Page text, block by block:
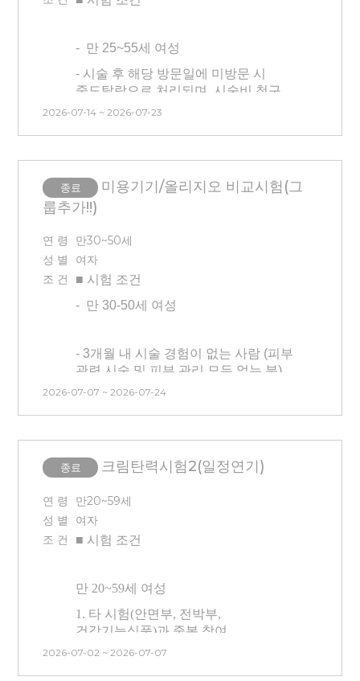
동의하는 것으로 간주)
- 만 25~55세 여성
- 시술 후 해당 방문일에 미방문 시
중도탈락으로 처리되며, 시술비 청구
및 교통비는 제공되지 않습니다.
- 타 시험과 중복 참여는 불가합니다.
시험과 동일한 제품으로 현재 안면부
프락셀을 진행 중인 분은 참여
- 본 시험은 피부과 연계 시험으로 시간
및 날짜 변경이 불가능합니다.
방문시간을 엄수하시고, 방문일을 확인
후 신청해 주시기 바랍니다.
- 최근 3개월 이내 전박부 피부관리**를
■ 시술 관련 안내
- 피코프락셀 전박부 2부위에 시술이
진행되며, 마취 없이 시술받을 수
- 본 시험은 시술(프락셀) 후 시험제품
적용에 따른 효과를 확인하는
시험이므로, 시술 후 처치(진정, 관리
등)는 진행하지 않습니다.
- 센터 내 대기 시간 동안은 시술 전·후
2026-07-14 ~ 2026-07-23
종료
미용기기/올리지오 비교시험(그
룹추가!!)
연 령
만30~50세
성 별
여자
조 건
■ 시험 조건
- 만 30-50세 여성
- 3개월 내 시술 경험이 없는 사람 (피부
관련 시술 및 피부 관리 모두 없는 분)
-3개월 내 시험 참여 이력 없는 사람
(안면, 전박, 건강기능식품 참여자
- 타 시험과 중복 참여 불가합니다.
(안면부 시험/건강기능식품 시험
- 시술시간은 30~40분 소요
(Half-test)
- 매 방문 시안면부에 가압(물리적
자극)이 진행됩니다. (가압 시 통증이
동반될 수 있습니다.
- 전류가 흐르는 시술이므로 내원 시
2026-07-07 ~ 2026-07-24
종료 크림탄력시험2(일정연기)
연 령
만20~59세
성 별
여자
조 건
■ 시험 조건
만 20~59세 여성
1. 타 시험(안면부, 전박부,
건강기능식품)과 중복 참여
불가능합니다.
2. 본인 부주의(눈썹 문신, 속눈썹 펌,
2026-07-02 ~ 2026-07-07